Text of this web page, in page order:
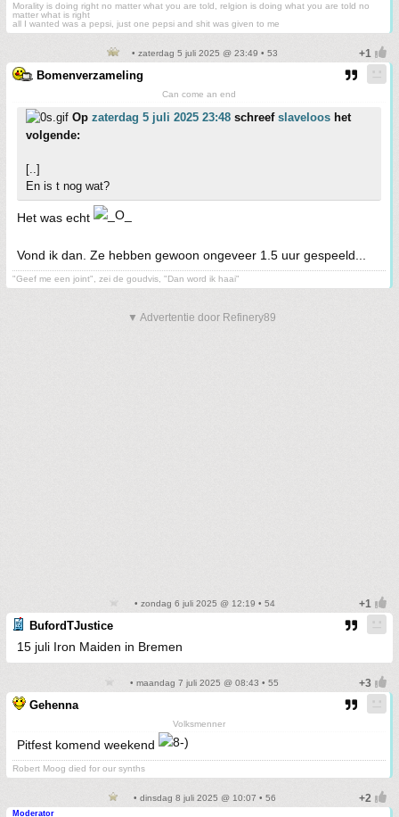
Morality is doing right no matter what you are told, relgion is doing what you are told no
matter what is right
all I wanted was a pepsi, just one pepsi and shit was given to me
• zaterdag 5 juli 2025 @ 23:49 • 53
Bomenverzameling
Can come an end
Op zaterdag 5 juli 2025 23:48 schreef slaveloos het
volgende:
[..]
En is t nog wat?
Het was echt
Vond ik dan. Ze hebben gewoon ongeveer 1.5 uur gespeeld...
"Geef me een joint", zei de goudvis, "Dan word ik haai"
▼ Advertentie door Refinery89
• zondag 6 juli 2025 @ 12:19 • 54
BufordTJustice
15 juli Iron Maiden in Bremen
• maandag 7 juli 2025 @ 08:43 • 55
Gehenna
Volksmenner
Pitfest komend weekend
Robert Moog died for our synths
• dinsdag 8 juli 2025 @ 10:07 • 56
Moderator